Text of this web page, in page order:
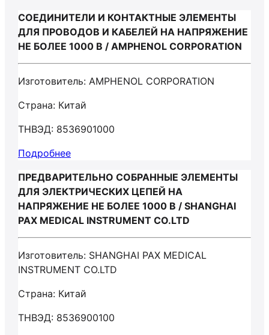
СОЕДИНИТЕЛИ И КОНТАКТНЫЕ ЭЛЕМЕНТЫ
ДЛЯ ПРОВОДОВ И КАБЕЛЕЙ НА НАПРЯЖЕНИЕ
НЕ БОЛЕЕ 1000 В / AMPHENOL CORPORATION
Изготовитель: AMPHENOL CORPORATION
Страна: Китай
ТНВЭД: 8536901000
Подробнее
ПРЕДВАРИТЕЛЬНО СОБРАННЫЕ ЭЛЕМЕНТЫ
ДЛЯ ЭЛЕКТРИЧЕСКИХ ЦЕПЕЙ НА
НАПРЯЖЕНИЕ НЕ БОЛЕЕ 1000 В / SHANGHAI
PAX MEDICAL INSTRUMENT CO.LTD
Изготовитель: SHANGHAI PAX MEDICAL
INSTRUMENT CO.LTD
Страна: Китай
ТНВЭД: 8536900100